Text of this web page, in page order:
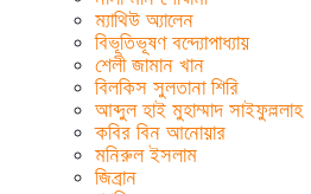
ম্যাথিউ অ্যালেন
বিভূতিভূষণ বন্দ্যোপাধ্যায়
শেলী জামান খান
বিলকিস সুলতানা শিরি
আব্দুল হাই মুহাম্মাদ সাইফুল্ললাহ
কবির বিন আনোয়ার
মনিরুল ইসলাম
জিব্রান